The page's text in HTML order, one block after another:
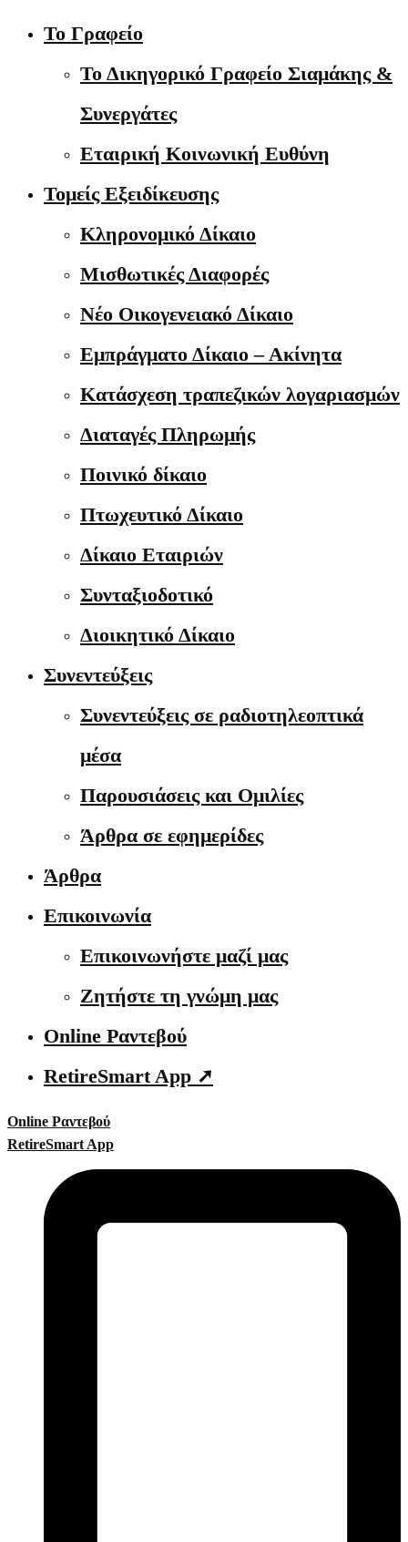
Το Γραφείο
Το Δικηγορικό Γραφείο Σιαμάκης &
Συνεργάτες
Εταιρική Κοινωνική Ευθύνη
Τομείς Εξειδίκευσης
Κληρονομικό Δίκαιο
Μισθωτικές Διαφορές
Νέο Οικογενειακό Δίκαιο
Εμπράγματο Δίκαιο – Ακίνητα
Κατάσχεση τραπεζικών λογαριασμών
Διαταγές Πληρωμής
Ποινικό δίκαιο
Πτωχευτικό Δίκαιο
Δίκαιο Εταιριών
Συνταξιοδοτικό
Διοικητικό Δίκαιο
Συνεντεύξεις
Συνεντεύξεις σε ραδιοτηλεοπτικά
μέσα
Παρουσιάσεις και Ομιλίες
Άρθρα σε εφημερίδες
Άρθρα
Επικοινωνία
Επικοινωνήστε μαζί μας
Ζητήστε τη γνώμη μας
Online Ραντεβού
RetireSmart App ➚
Online Ραντεβού
RetireSmart App